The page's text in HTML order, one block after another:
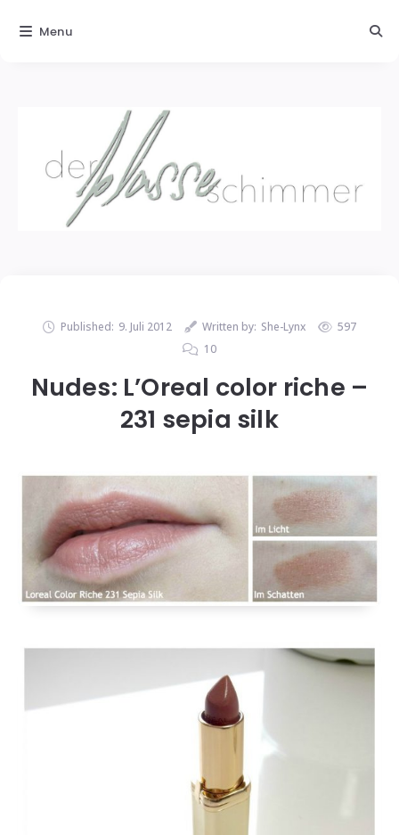
Published: 9. Juli 2012 Written by: She-Lynx
597
10
Nudes: L’Oreal color riche –
231 sepia silk
Menu